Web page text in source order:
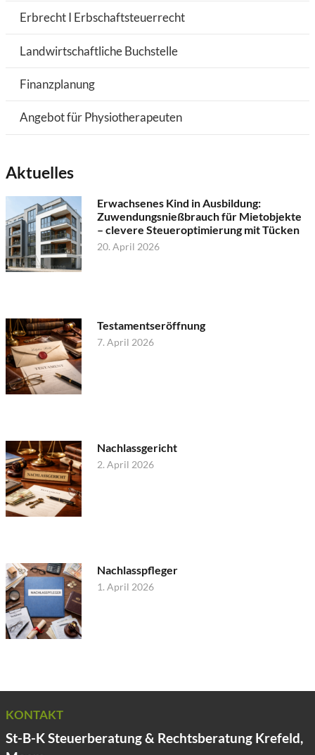
Erbrecht I Erbschaftsteuerrecht
Landwirtschaftliche Buchstelle
Finanzplanung
Angebot für Physiotherapeuten
Aktuelles
Erwachsenes Kind in Ausbildung:
Zuwendungsnießbrauch für Mietobjekte
– clevere Steueroptimierung mit Tücken
20. April 2026
Testamentseröffnung
7. April 2026
Nachlassgericht
2. April 2026
Nachlasspfleger
1. April 2026
KONTAKT
St-B-K Steuerberatung & Rechtsberatung Krefeld,